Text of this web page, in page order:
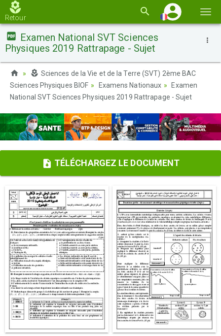
la
Retour
Examen National SVT Sciences
Physiques 2019 Rattrapage - Sujet
Sciences de la Vie et de la Terre (SVT) 2ème BAC
Sciences Physiques BIOF
Examens Nationaux
Examen
National SVT Sciences Physiques 2019 Rattrapage - Sujet
TÉLÉCHARGEZ LE DOCUMENT